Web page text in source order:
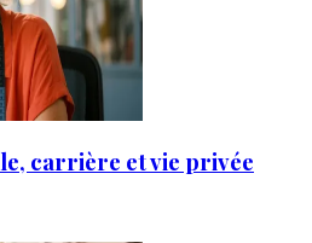
carrière et vie privée